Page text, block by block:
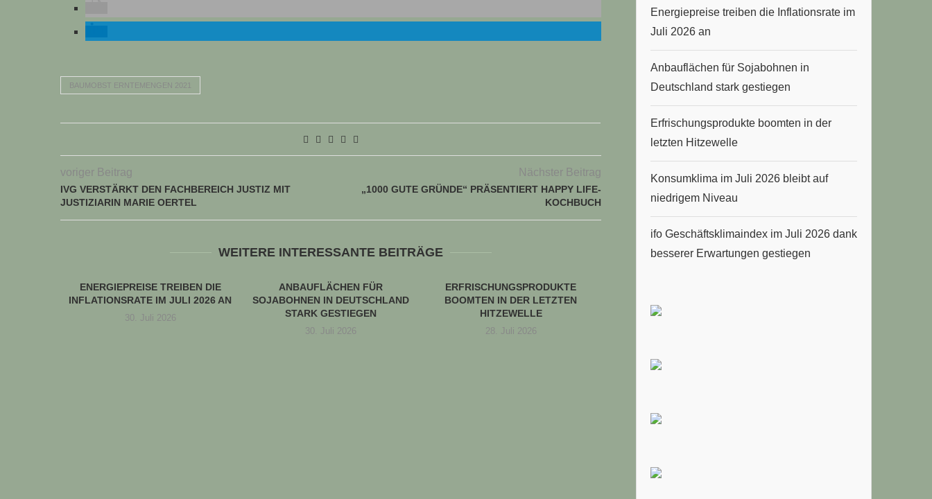
BAUMOBST ERNTEMENGEN 2021
voriger Beitrag
IVG VERSTÄRKT DEN FACHBEREICH JUSTIZ MIT
JUSTIZIARIN MARIE OERTEL
Nächster Beitrag
„1000 GUTE GRÜNDE“ PRÄSENTIERT HAPPY LIFE-
KOCHBUCH
WEITERE INTERESSANTE BEITRÄGE
ENERGIEPREISE TREIBEN DIE
INFLATIONSRATE IM JULI 2026 AN
30. Juli 2026
ANBAUFLÄCHEN FÜR
SOJABOHNEN IN DEUTSCHLAND
STARK GESTIEGEN
30. Juli 2026
ERFRISCHUNGSPRODUKTE
BOOMTEN IN DER LETZTEN
HITZEWELLE
28. Juli 2026
Energiepreise treiben die Inflationsrate im
Juli 2026 an
Anbauflächen für Sojabohnen in
Deutschland stark gestiegen
Erfrischungsprodukte boomten in der
letzten Hitzewelle
Konsumklima im Juli 2026 bleibt auf
niedrigem Niveau
ifo Geschäftsklimaindex im Juli 2026 dank
besserer Erwartungen gestiegen